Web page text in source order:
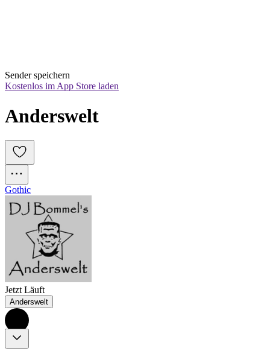
Sender speichern
Kostenlos im App Store laden
Anderswelt
Gothic
Jetzt Läuft
Anderswelt